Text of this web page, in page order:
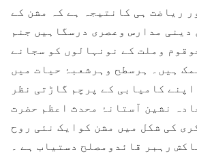
ریاضت ہی کانتیجہ ہے کہ مشن کے
دینی مدارس وعصری درسگاہیں جنم
وملت کے نونہالوں کو سجانے
ہیں۔ ہرسطح وہرشعبۂ حیات میں
کامیابی کے پرچم گاڑتی نظر
نشین آستانۂ محدث اعظم حضرت
کی شکل میں مشن کوایک نئی روح
رہبر قائدومصلح دستیاب ہے ۔